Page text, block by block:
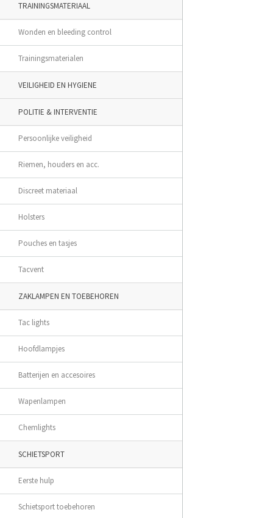
TRAININGSMATERIAAL
Wonden en bleeding control
Trainingsmaterialen
VEILIGHEID EN HYGIENE
POLITIE & INTERVENTIE
Persoonlijke veiligheid
Riemen, houders en acc.
Discreet materiaal
Holsters
Pouches en tasjes
Tacvent
ZAKLAMPEN EN TOEBEHOREN
Tac lights
Hoofdlampjes
Batterijen en accesoires
Wapenlampen
Chemlights
SCHIETSPORT
Eerste hulp
Schietsport toebehoren